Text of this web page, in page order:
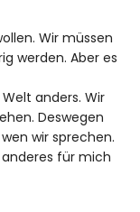
Wir müssen
werden. Aber es
anders. Wir
Deswegen
wir sprechen.
für mich